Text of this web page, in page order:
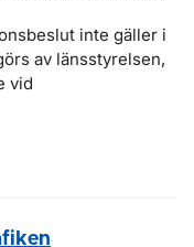
inte gäller i
av länsstyrelsen,
vid